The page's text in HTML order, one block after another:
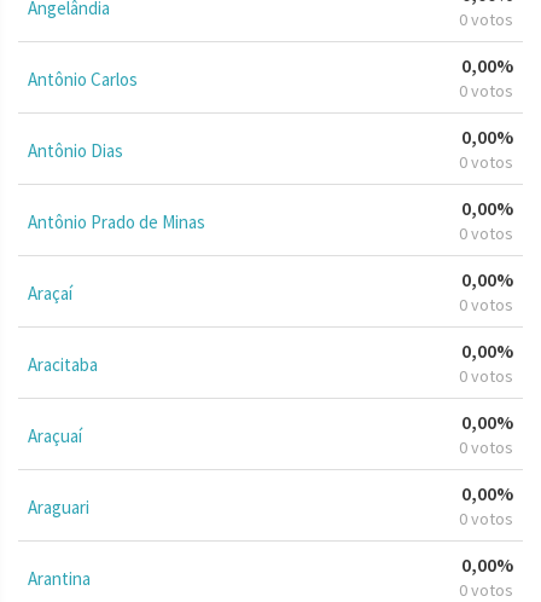
Angelândia 0 votos
Antônio Carlos
0,00%
0 votos
Antônio Dias
0,00%
0 votos
Antônio Prado de Minas
0,00%
0 votos
Araçaí
0,00%
0 votos
Aracitaba
0,00%
0 votos
Araçuaí
0,00%
0 votos
Araguari
0,00%
0 votos
Arantina
0,00%
0 votos